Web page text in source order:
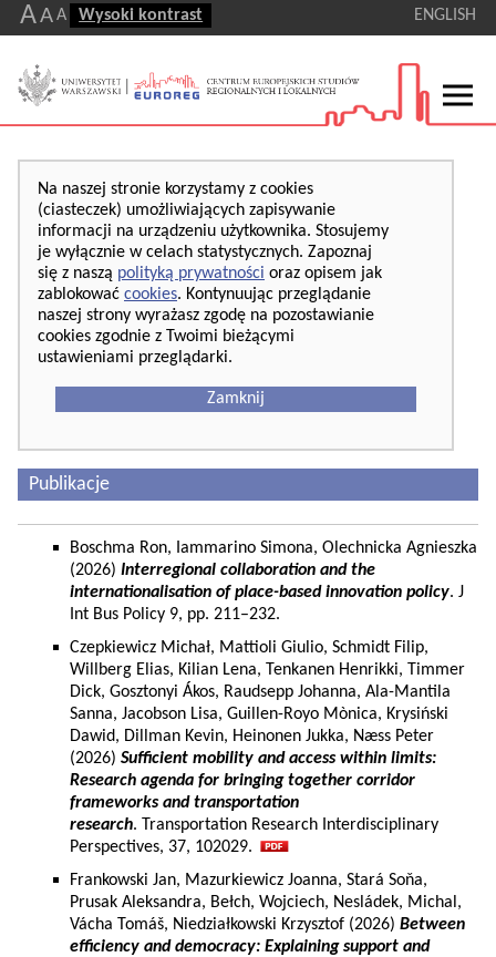
AA A Wysoki kontrast ENGLISH
Na naszej stronie korzystamy z cookies
(ciasteczek) umożliwiających zapisywanie
informacji na urządzeniu użytkownika. Stosujemy
je wyłącznie w celach statystycznych. Zapoznaj
się z naszą polityką prywatności oraz opisem jak
zablokować cookies. Kontynuując przeglądanie
naszej strony wyrażasz zgodę na pozostawianie
cookies zgodnie z Twoimi bieżącymi
ustawieniami przeglądarki.
Zamknij
Publikacje
Boschma Ron, Iammarino Simona, Olechnicka Agnieszka
(2026) Interregional collaboration and the
internationalisation of place-based innovation policy. J
Int Bus Policy 9, pp. 211–232.
Czepkiewicz Michał, Mattioli Giulio, Schmidt Filip,
Willberg Elias, Kilian Lena, Tenkanen Henrikki, Timmer
Dick, Gosztonyi Ákos, Raudsepp Johanna, Ala-Mantila
Sanna, Jacobson Lisa, Guillen-Royo Mònica, Krysiński
Dawid, Dillman Kevin, Heinonen Jukka, Næss Peter
(2026) Sufficient mobility and access within limits:
Research agenda for bringing together corridor
frameworks and transportation
research. Transportation Research Interdisciplinary
Perspectives, 37, 102029.
Frankowski Jan, Mazurkiewicz Joanna, Stará Soňa,
Prusak Aleksandra, Bełch, Wojciech, Nesládek, Michal,
Vácha Tomáš, Niedziałkowski Krzysztof (2026) Between
efficiency and democracy: Explaining support and